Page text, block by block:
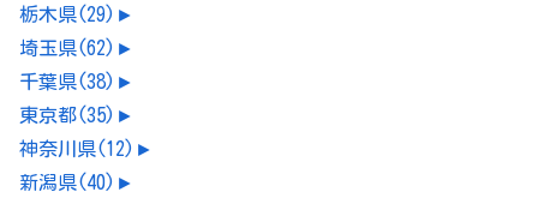
栃木県(29) ►
埼玉県(62) ►
千葉県(38) ►
東京都(35) ►
神奈川県(12) ►
新潟県(40) ►